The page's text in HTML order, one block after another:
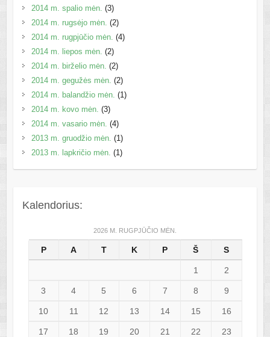
2014 m. spalio mėn. (3)
2014 m. rugsėjo mėn. (2)
2014 m. rugpjūčio mėn. (4)
2014 m. liepos mėn. (2)
2014 m. birželio mėn. (2)
2014 m. gegužės mėn. (2)
2014 m. balandžio mėn. (1)
2014 m. kovo mėn. (3)
2014 m. vasario mėn. (4)
2013 m. gruodžio mėn. (1)
2013 m. lapkričio mėn. (1)
Kalendorius:
2026 M. RUGPJŪČIO MĖN.
P A T K P Š S
1 2
3 4 5 6 7 8 9
10 11 12 13 14 15 16
17 18 19 20 21 22 23